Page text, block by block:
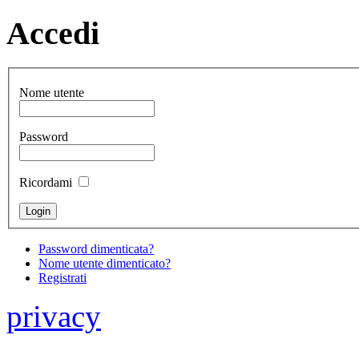
Accedi
Nome utente
Password
Ricordami
Password dimenticata?
Nome utente dimenticato?
Registrati
privacy